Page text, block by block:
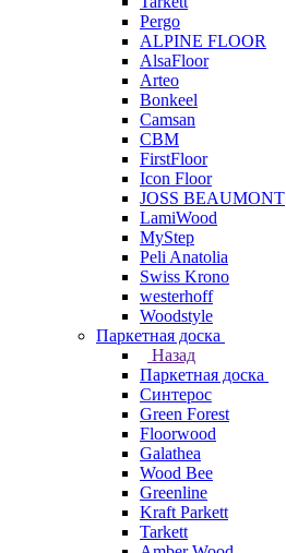
Pergo
ALPINE FLOOR
AlsaFloor
Arteo
Bonkeel
Camsan
CBM
FirstFloor
Icon Floor
JOSS BEAUMONT
LamiWood
MyStep
Peli Anatolia
Swiss Krono
westerhoff
Woodstyle
Паркетная доска
Назад
Паркетная доска
Синтерос
Green Forest
Floorwood
Galathea
Wood Bee
Greenline
Kraft Parkett
Tarkett